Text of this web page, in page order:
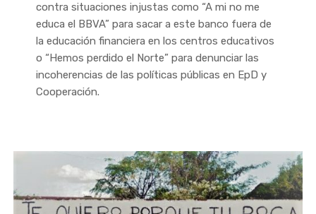
contra situaciones injustas como “A mi no me
educa el BBVA” para sacar a este banco fuera de
la educación financiera en los centros educativos
o “Hemos perdido el Norte” para denunciar las
incoherencias de las políticas públicas en EpD y
Cooperación.